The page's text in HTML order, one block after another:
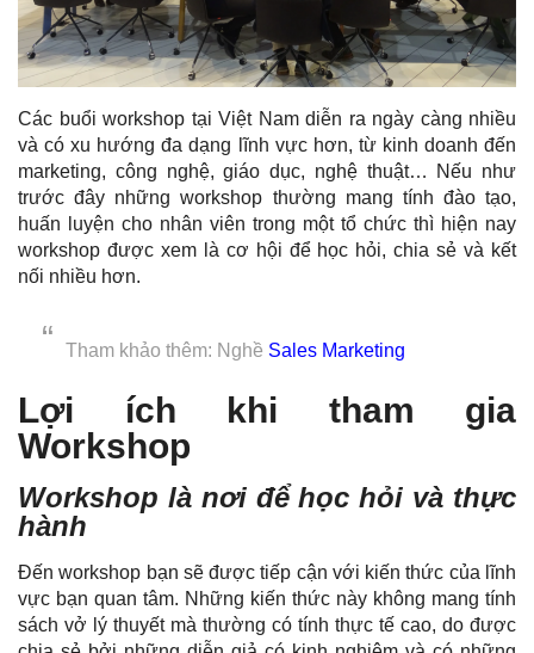
Các buổi workshop tại Việt Nam diễn ra ngày càng nhiều
và có xu hướng đa dạng lĩnh vực hơn, từ kinh doanh đến
marketing, công nghệ, giáo dục, nghệ thuật… Nếu như
trước đây những workshop thường mang tính đào tạo,
huấn luyện cho nhân viên trong một tổ chức thì hiện nay
workshop được xem là cơ hội để học hỏi, chia sẻ và kết
nối nhiều hơn.
Tham khảo thêm: Nghề Sales Marketing
Lợi ích khi tham gia
Workshop
Workshop là nơi để học hỏi và thực
hành
Đến workshop bạn sẽ được tiếp cận với kiến thức của lĩnh
vực bạn quan tâm. Những kiến thức này không mang tính
sách vở lý thuyết mà thường có tính thực tế cao, do được